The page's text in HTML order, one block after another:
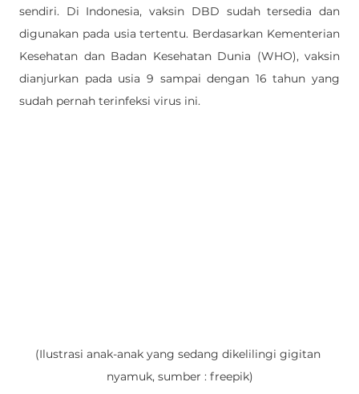
sendiri. Di Indonesia, vaksin DBD sudah tersedia dan
digunakan pada usia tertentu. Berdasarkan Kementerian
Kesehatan dan Badan Kesehatan Dunia (WHO), vaksin
dianjurkan pada usia 9 sampai dengan 16 tahun yang
sudah pernah terinfeksi virus ini.
(Ilustrasi anak-anak yang sedang dikelilingi gigitan
nyamuk, sumber : freepik)